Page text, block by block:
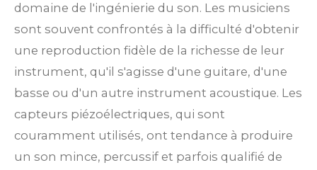
domaine de l'ingénierie du son. Les musiciens
sont souvent confrontés à la difficulté d'obtenir
une reproduction fidèle de la richesse de leur
instrument, qu'il s'agisse d'une guitare, d'une
basse ou d'un autre instrument acoustique. Les
capteurs piézoélectriques, qui sont
couramment utilisés, ont tendance à produire
un son mince, percussif et parfois qualifié de